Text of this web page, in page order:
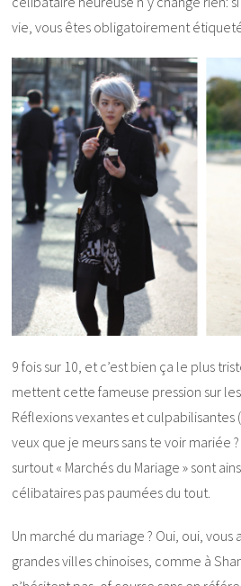
vie, vous êtes obligatoirement
9 fois sur 10, et c’est bien ça le plus
mettent cette fameuse pression sur
Réflexions vexantes et culpabilisantes
veux que je meurs sans te voir
surtout « Marchés du Mariage » sont
célibataires pas paumées du tout.
Un marché du mariage ? Oui, oui, vous
grandes villes chinoises, comme à